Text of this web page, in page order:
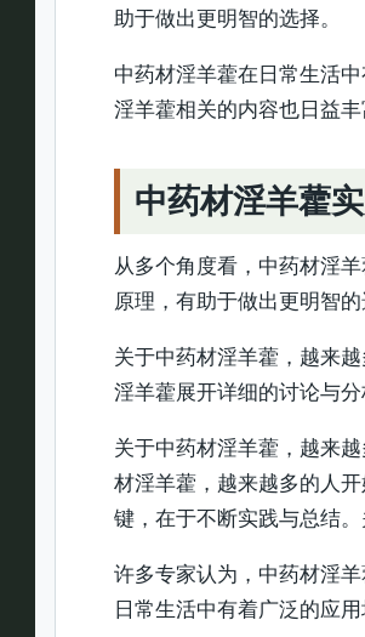
助于做出更明智的选择。
中药材淫羊藿在日常生活
淫羊藿相关的内容也日益丰
中药材淫羊藿
从多个角度看，中药材淫
原理，有助于做出更明智
关于中药材淫羊藿，越来
淫羊藿展开详细的讨论与
关于中药材淫羊藿，越来
材淫羊藿，越来越多的人
键，在于不断实践与总结
许多专家认为，中药材淫
日常生活中有着广泛的应